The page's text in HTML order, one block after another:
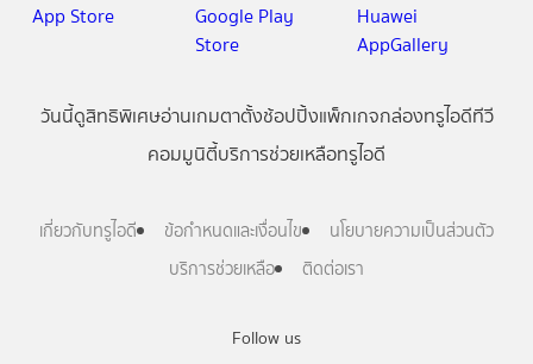
Follow us
วันนี้ดูสิทธิพิเศษอ่านเกมตาตั้งช้อปปิ้งแพ็กเกจกล่องทรูไอดีทีวี
คอมมูนิตี้บริการช่วยเหลือทรูไอดี
เกี่ยวกับทรูไอดี ข้อกำหนดและเงื่อนไข
นโยบายความเป็นส่วนตัว
บริการช่วยเหลือ
ติดต่อเรา